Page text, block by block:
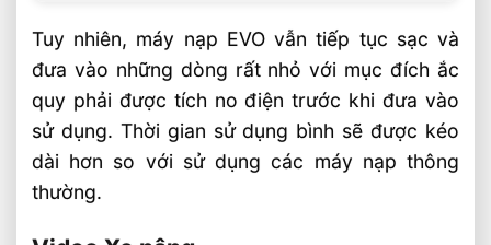
Tuy nhiên, máy nạp EVO vẫn tiếp tục sạc và
đưa vào những dòng rất nhỏ với mục đích ắc
quy phải được tích no điện trước khi đưa vào
sử dụng. Thời gian sử dụng bình sẽ được kéo
dài hơn so với sử dụng các máy nạp thông
thường.